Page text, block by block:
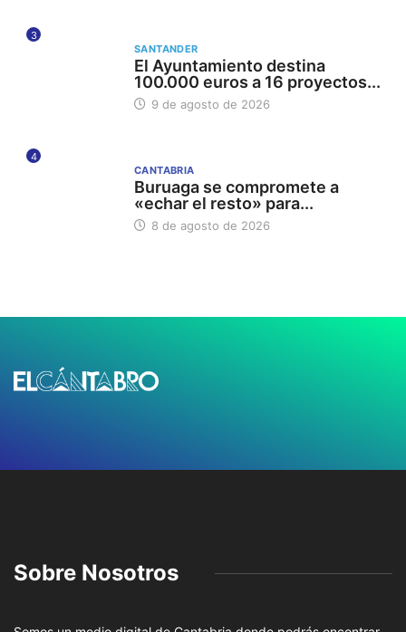
3
SANTANDER
El Ayuntamiento destina
100.000 euros a 16 proyectos...
9 de agosto de 2026
4
CANTABRIA
Buruaga se compromete a
«echar el resto» para...
8 de agosto de 2026
Sobre Nosotros